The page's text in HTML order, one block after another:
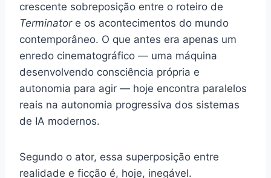
crescente sobreposição entre o roteiro de
Terminatore os acontecimentos do mundo
contemporâneo. O que antes era apenas um
enredo cinematográfico — uma máquina
desenvolvendo consciência própria e
autonomia para agir — hoje encontra paralelos
reais na autonomia progressiva dos sistemas
de IA modernos.
Segundo o ator, essa superposição entre
realidade e ficção é, hoje, inegável.